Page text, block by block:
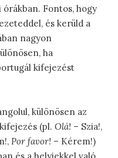
órákban. Fontos, hogy
és kerüld a
nagyon
ha
kifejezést
különösen az
(pl. Olá! – Szia!,
Por favor! – Kérem!)